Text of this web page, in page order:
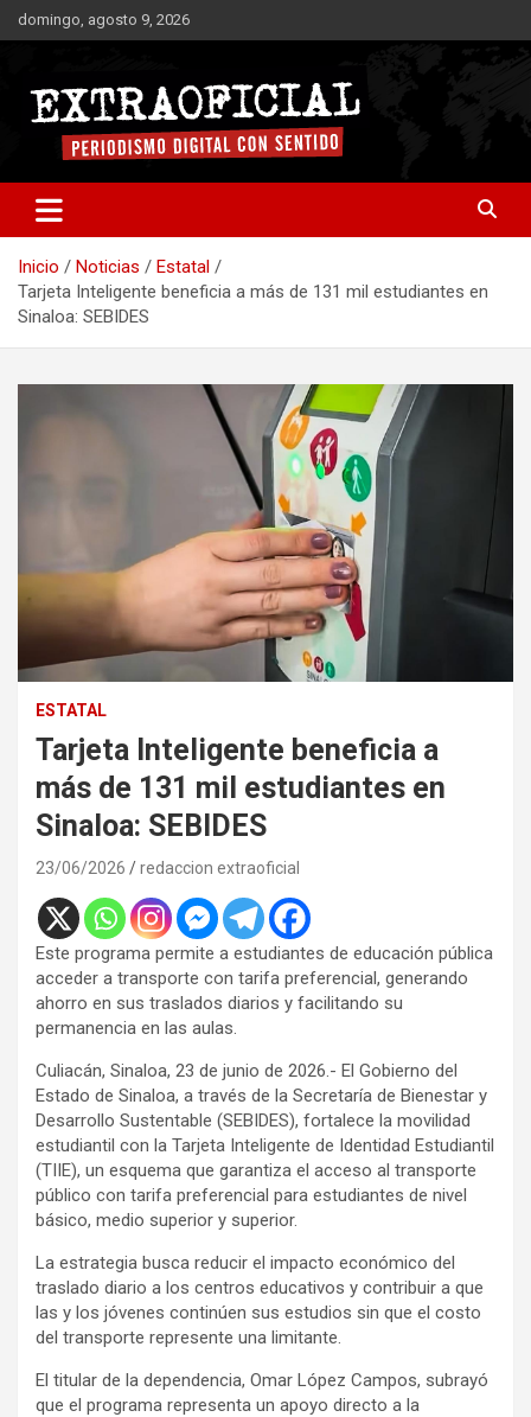
Saltar
al
domingo, agosto 9, 2026
Extraoficial
Inicio Noticias
Estatal
Tarjeta Inteligente beneficia a más de 131 mil estudiantes en
Sinaloa: SEBIDES
ESTATAL
Tarjeta Inteligente beneficia a
más de 131 mil estudiantes en
Sinaloa: SEBIDES
23/06/2026 redaccion extraoficial
Este programa permite a estudiantes de educación pública
acceder a transporte con tarifa preferencial, generando
ahorro en sus traslados diarios y facilitando su
permanencia en las aulas.
Culiacán, Sinaloa, 23 de junio de 2026.- El Gobierno del
Estado de Sinaloa, a través de la Secretaría de Bienestar y
Desarrollo Sustentable (SEBIDES), fortalece la movilidad
estudiantil con la Tarjeta Inteligente de Identidad Estudiantil
(TIIE), un esquema que garantiza el acceso al transporte
público con tarifa preferencial para estudiantes de nivel
básico, medio superior y superior.
La estrategia busca reducir el impacto económico del
traslado diario a los centros educativos y contribuir a que
las y los jóvenes continúen sus estudios sin que el costo
del transporte represente una limitante.
El titular de la dependencia, Omar López Campos, subrayó
que el programa representa un apoyo directo a la